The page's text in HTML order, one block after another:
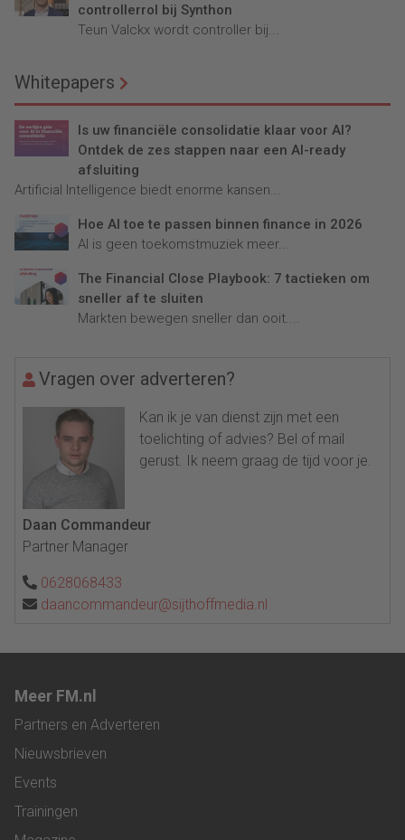
controllerrol bij Synthon
Teun Valckx wordt controller bij...
Whitepapers
Is uw financiële consolidatie klaar voor AI?
Ontdek de zes stappen naar een AI-ready
afsluiting
Artificial Intelligence biedt enorme kansen...
Hoe AI toe te passen binnen finance in 2026
AI is geen toekomstmuziek meer...
The Financial Close Playbook: 7 tactieken om
sneller af te sluiten
Markten bewegen sneller dan ooit....
Vragen over adverteren?
Kan ik je van dienst zijn met een
toelichting of advies? Bel of mail
gerust. Ik neem graag de tijd voor je.
Daan Commandeur
Partner Manager
0628068433
daancommandeur@sijthoffmedia.nl
Meer FM.nl
Partners en Adverteren
Nieuwsbrieven
Events
Trainingen